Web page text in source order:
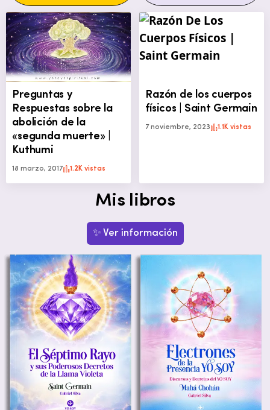
Preguntas y
Respuestas sobre la
abolición de la
«segunda muerte» |
Kuthumi
18 marzo, 2017 1.2K vistas
Razón de los cuerpos
físicos | Saint Germain
7 noviembre, 2023 1.1K vistas
Mis libros
✨ Ver información